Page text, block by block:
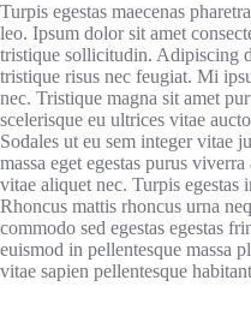
Turpis egestas maecenas
leo. Ipsum dolor sit amet
tristique sollicitudin. Adipiscing
tristique risus nec feugiat. Mi
nec. Tristique magna sit amet
scelerisque eu ultrices vitae
Sodales ut eu sem integer vitae
massa eget egestas purus
vitae aliquet nec. Turpis egestas
Rhoncus mattis rhoncus urna
commodo sed egestas egestas
euismod in pellentesque massa
vitae sapien pellentesque